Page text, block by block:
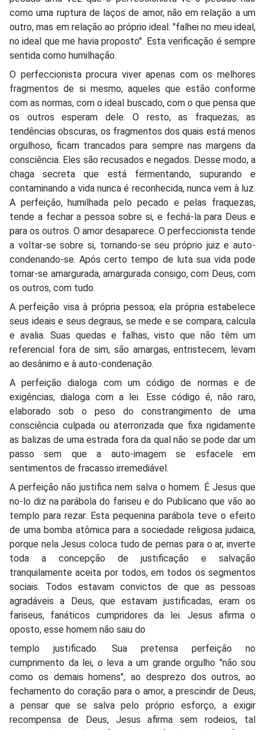
como uma ruptura de laços de amor, não em relação a um
outro, mas em relação ao próprio ideal: "falhei no meu ideal,
no ideal que me havia proposto". Esta verificação é sempre
sentida como humilhação.
O perfeccionista procura viver apenas com os melhores
fragmentos de si mesmo, aqueles que estão conforme
com as normas, com o ideal buscado, com o que pensa que
os outros esperam dele. O resto, as fraquezas, as
tendências obscuras, os fragmentos dos quais está menos
orgulhoso, ficam trancados para sempre nas margens da
consciência. Eles são recusados e negados. Desse modo, a
chaga secreta que está fermentando, supurando e
contaminando a vida nunca é reconhecida, nunca vem à luz.
A perfeição, humilhada pelo pecado e pelas fraquezas,
tende a fechar a pessoa sobre si, e fechá-la para Deus e
para os outros. O amor desaparece. O perfeccionista tende
a voltar-se sobre si, tornando-se seu próprio juiz e auto-
condenando-se. Após certo tempo de luta sua vida pode
tornar-se amargurada, amargurada consigo, com Deus, com
os outros, com tudo.
A perfeição visa à própria pessoa; ela própria estabelece
seus ideais e seus degraus, se mede e se compara, calcula
e avalia. Suas quedas e falhas, visto que não têm um
referencial fora de sim, são amargas, entristecem, levam
ao desânimo e à auto-condenação.
A perfeição dialoga com um código de normas e de
exigências, dialoga com a lei. Esse código é, não raro,
elaborado sob o peso do constrangimento de uma
consciência culpada ou aterrorizada que fixa rigidamente
as balizas de uma estrada fora da qual não se pode dar um
passo sem que a auto-imagem se esfacele em
sentimentos de fracasso irremediável.
A perfeição não justifica nem salva o homem. É Jesus que
no-lo diz na parábola do fariseu e do Publicano que vão ao
templo para rezar. Esta pequenina parábola teve o efeito
de uma bomba atômica para a sociedade religiosa judaica,
porque nela Jesus coloca tudo de pernas para o ar, inverte
toda a concepção de justificação e salvação
tranquilamente aceita por todos, em todos os segmentos
sociais. Todos estavam convictos de que as pessoas
agradáveis a Deus, que estavam justificadas, eram os
fariseus, fanáticos cumpridores da lei. Jesus afirma o
oposto, esse homem não saiu do
templo justificado. Sua pretensa perfeição no
cumprimento da lei, o leva a um grande orgulho "não sou
como os demais homens", ao desprezo dos outros, ao
fechamento do coração para o amor, a prescindir de Deus,
a pensar que se salva pelo próprio esforço, a exigir
recompensa de Deus, Jesus afirma sem rodeios, tal